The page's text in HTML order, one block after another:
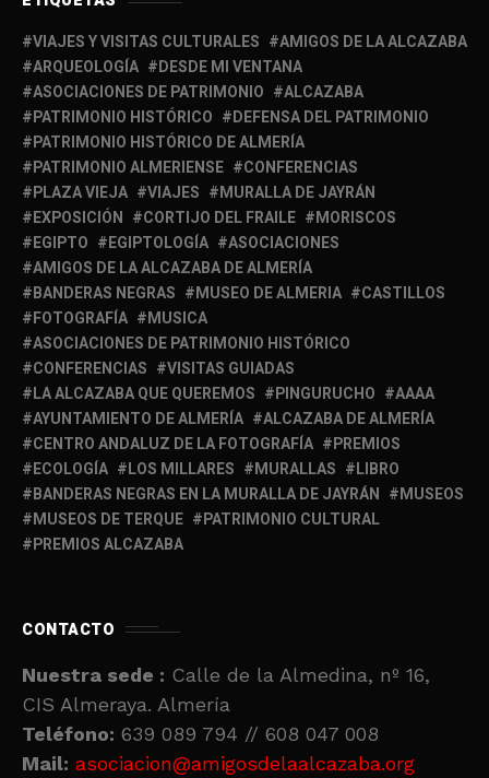
VIAJES Y VISITAS CULTURALES
AMIGOS DE LA ALCAZABA
ARQUEOLOGÍA
DESDE MI VENTANA
ASOCIACIONES DE PATRIMONIO
ALCAZABA
PATRIMONIO HISTÓRICO
DEFENSA DEL PATRIMONIO
PATRIMONIO HISTÓRICO DE ALMERÍA
PATRIMONIO ALMERIENSE
CONFERENCIAS
PLAZA VIEJA
VIAJES
MURALLA DE JAYRÁN
EXPOSICIÓN
CORTIJO DEL FRAILE
MORISCOS
EGIPTO
EGIPTOLOGÍA
ASOCIACIONES
AMIGOS DE LA ALCAZABA DE ALMERÍA
BANDERAS NEGRAS
MUSEO DE ALMERIA
CASTILLOS
FOTOGRAFÍA
MUSICA
ASOCIACIONES DE PATRIMONIO HISTÓRICO
CONFERENCIAS
VISITAS GUIADAS
LA ALCAZABA QUE QUEREMOS
PINGURUCHO
AAAA
AYUNTAMIENTO DE ALMERÍA
ALCAZABA DE ALMERÍA
CENTRO ANDALUZ DE LA FOTOGRAFÍA
PREMIOS
ECOLOGÍA
LOS MILLARES MURALLAS
LIBRO
BANDERAS NEGRAS EN LA MURALLA DE JAYRÁN
MUSEOS
MUSEOS DE TERQUE
PATRIMONIO CULTURAL
PREMIOS ALCAZABA
CONTACTO
Nuestra sede : Calle de la Almedina, nº 16,
CIS Almeraya. Almería
Teléfono: 639 089 794 // 608 047 008
Mail: asociacion@amigosdelaalcazaba.org